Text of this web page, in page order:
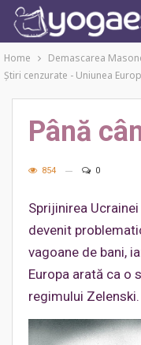
Home Demascarea
Ştiri cenzurate - Uniunea
Până
854 0
Sprijinirea Ucrainei
devenit
vagoane de bani,
Europa arată ca o
regimului Zelenski.